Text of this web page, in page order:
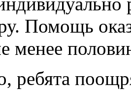
Помощь
менее
ребята